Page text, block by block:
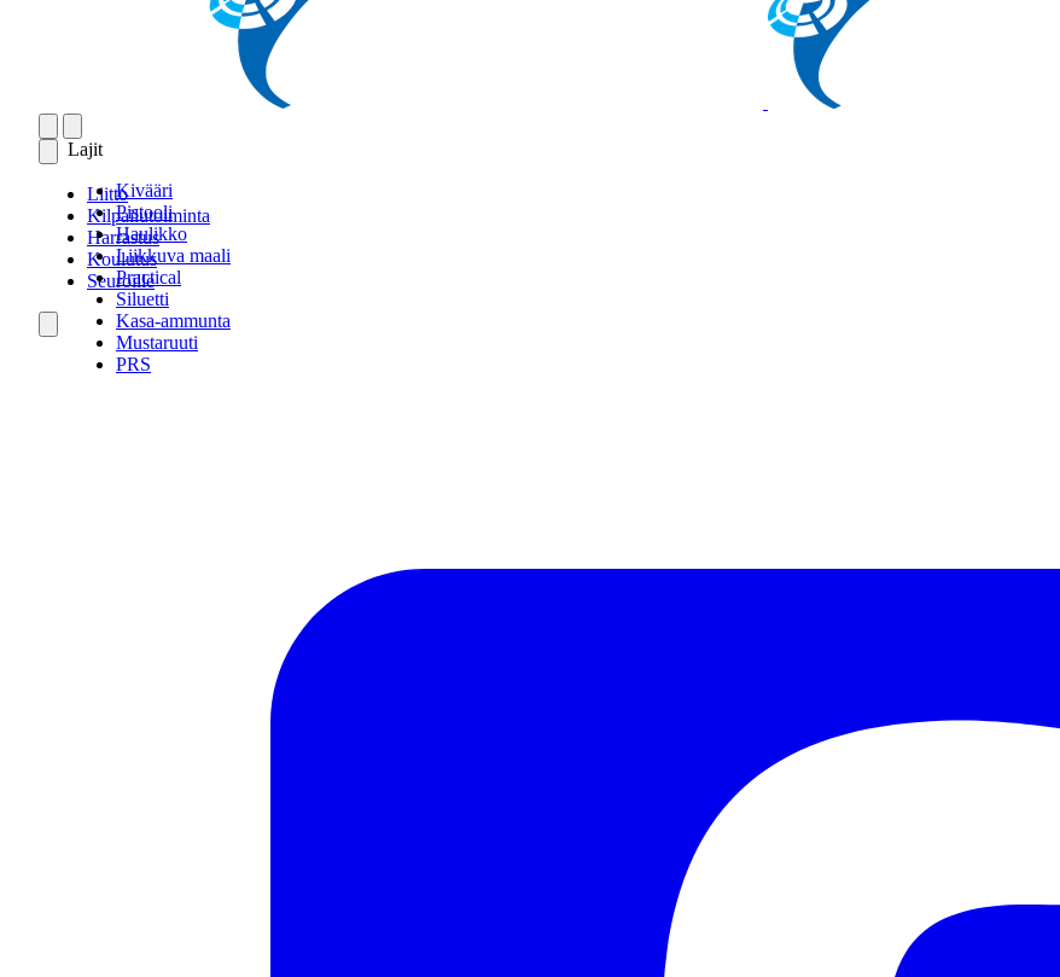
Lajit
Kivääri
Pistooli
Haulikko
Liikkuva maali
Practical
Siluetti
Kasa-ammunta
Mustaruuti
PRS
Liitto
Kilpailutoiminta
Harrastus
Koulutus
Seuroille